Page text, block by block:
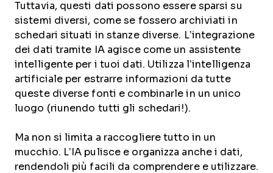
Tuttavia, questi dati possono essere sparsi su
sistemi diversi, come se fossero archiviati in
schedari situati in stanze diverse. L’integrazione
dei dati tramite IA agisce come un assistente
intelligente per i tuoi dati. Utilizza l’intelligenza
artificiale per estrarre informazioni da tutte
queste diverse fonti e combinarle in un unico
luogo (riunendo tutti gli schedari!).
Ma non si limita a raccogliere tutto in un
mucchio. L’IA pulisce e organizza anche i dati,
rendendoli più facili da comprendere e utilizzare.